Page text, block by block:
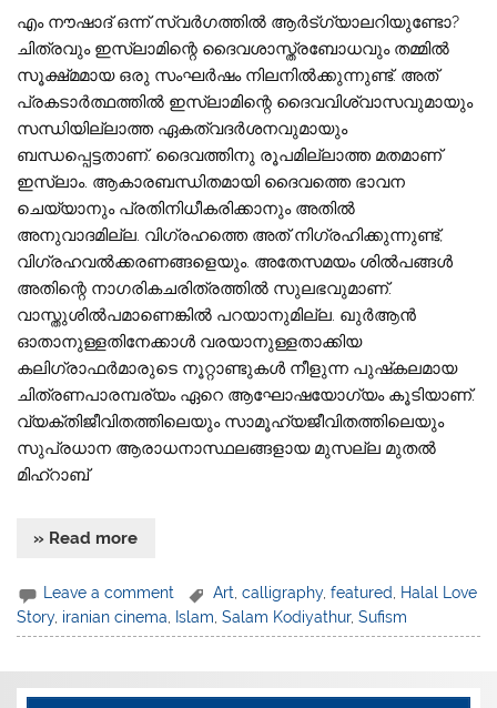
​എം നൗഷാദ് ​ഒന്ന് സ്വർഗത്തിൽ ആർട്ഗ്യാലറിയുണ്ടോ?
ചിത്രവും ഇസ്‌ലാമിന്റെ ദൈവശാസ്ത്രബോധവും തമ്മിൽ
സൂക്ഷ്‌മമായ ഒരു സംഘർഷം നിലനിൽക്കുന്നുണ്ട്. അത്
പ്രകടാർത്ഥത്തിൽ ഇസ്‌ലാമിന്റെ ദൈവവിശ്വാസവുമായും
സന്ധിയില്ലാത്ത ഏകത്വദർശനവുമായും
ബന്ധപ്പെട്ടതാണ്. ദൈവത്തിനു രൂപമില്ലാത്ത മതമാണ്
ഇസ്‌ലാം. ആകാരബന്ധിതമായി ദൈവത്തെ ഭാവന
ചെയ്യാനും പ്രതിനിധീകരിക്കാനും അതിൽ
അനുവാദമില്ല. വിഗ്രഹത്തെ അത് നിഗ്രഹിക്കുന്നുണ്ട്,
വിഗ്രഹവൽക്കരണങ്ങളെയും. അതേസമയം ശിൽപങ്ങൾ
അതിന്റെ നാഗരികചരിത്രത്തിൽ സുലഭവുമാണ്.
വാസ്തുശിൽപമാണെങ്കിൽ പറയാനുമില്ല. ഖുർആൻ
ഓതാനുള്ളതിനേക്കാൾ വരയാനുള്ളതാക്കിയ
കലിഗ്രാഫർമാരുടെ നൂറ്റാണ്ടുകൾ നീളുന്ന പുഷ്‌കലമായ
ചിത്രണപാരമ്പര്യം ഏറെ ആഘോഷയോഗ്യം കൂടിയാണ്.
വ്യക്തിജീവിതത്തിലെയും സാമൂഹ്യജീവിതത്തിലെയും
സുപ്രധാന ആരാധനാസ്ഥലങ്ങളായ മുസല്ല മുതൽ
മിഹ്‌റാബ്
» Read more
Leave a comment Art,calligraphy,featured, Halal Love
Story, iranian cinema Islam ,Salam Kodiyathur,Sufism